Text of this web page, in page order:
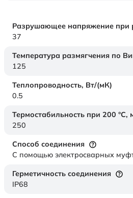
Разрушающее напряжение при
37
Температура размягчения по
125
Теплопроводность, Вт/(мК)
0.5
Термостабильность при 200 °С,
250
Способ соединения
С помощью электросварных
Герметичность соединения
IP68